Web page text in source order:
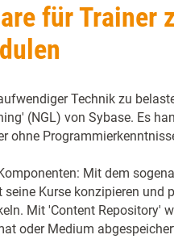
für Trainer
Technik zu
(NGL) von Sybase. Es
ohne
Mit dem
seine Kurse konzipieren und
Mit 'Content Repository'
oder Medium